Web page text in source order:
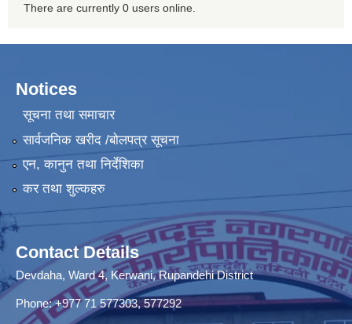
There are currently 0 users online.
Notices
सूचना तथा समाचार
सार्वजनिक खरीद /बोलपत्र सूचना
एन, कानुन तथा निर्देशिका
कर तथा शुल्कहरु
Contact Details
Devdaha, Ward 4, Kerwani, Rupandehi District
Phone: +977 71 577303, 577292